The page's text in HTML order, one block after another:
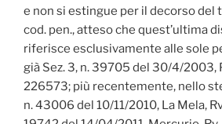
e non si estingue per il decorso del
cod. pen., atteso che quest’ultima
riferisce esclusivamente alle sole
già Sez. 3, n. 39705 del 30/4/2003,
226573; più recentemente, nello
n. 43006 del 10/11/2010, La Mela,